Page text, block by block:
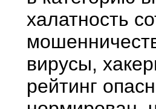
халатность
вирусы,
рейтинг